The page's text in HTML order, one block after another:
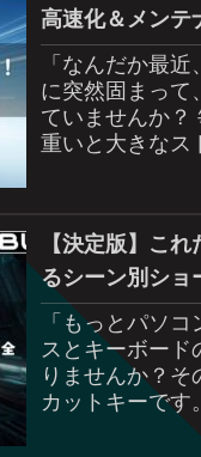
高速化＆メンテ
「なんだか最
に突然固まって
ていませんか？
重いと大きなス
した“なんとな
【決定版】こ
るシーン別ショ
「もっとパソ
スとキーボー
りませんか？そ
カットキーです
と、1回あたり